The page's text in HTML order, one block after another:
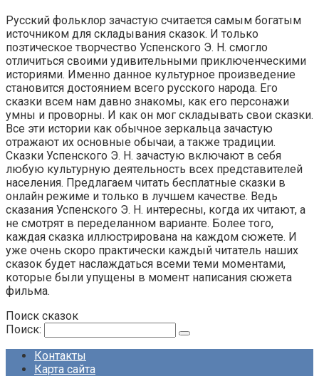
Русский фольклор зачастую считается самым богатым
источником для складывания сказок. И только
поэтическое творчество Успенского Э. Н. смогло
отличиться своими удивительными приключенческими
историями. Именно данное культурное произведение
становится достоянием всего русского народа. Его
сказки всем нам давно знакомы, как его персонажи
умны и проворны. И как он мог складывать свои сказки.
Все эти истории как обычное зеркальца зачастую
отражают их основные обычаи, а также традиции.
Сказки Успенского Э. Н. зачастую включают в себя
любую культурную деятельность всех представителей
населения. Предлагаем читать бесплатные сказки в
онлайн режиме и только в лучшем качестве. Ведь
сказания Успенского Э. Н. интересны, когда их читают, а
не смотрят в переделанном варианте. Более того,
каждая сказка иллюстрирована на каждом сюжете. И
уже очень скоро практически каждый читатель наших
сказок будет наслаждаться всеми теми моментами,
которые были упущены в момент написания сюжета
фильма.
Поиск сказок
Поиск:
Контакты
Карта сайта